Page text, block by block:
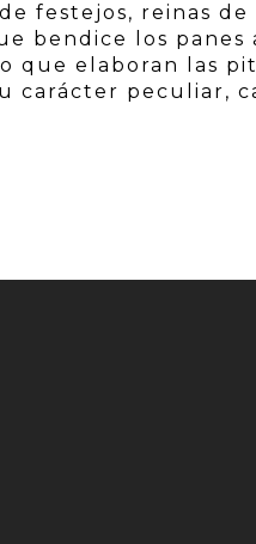
festejos, reinas
bendice los panes
que elaboran las
carácter peculiar,